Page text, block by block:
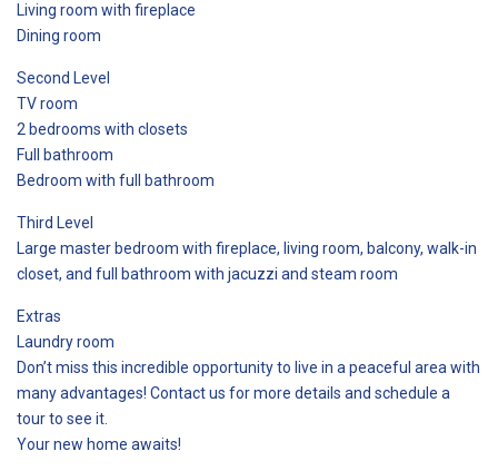
Living room with fireplace
Dining room
Second Level
TV room
2 bedrooms with closets
Full bathroom
Bedroom with full bathroom
Third Level
Large master bedroom with fireplace, living room, balcony, walk-in
closet, and full bathroom with jacuzzi and steam room
Extras
Laundry room
Don’t miss this incredible opportunity to live in a peaceful area with
many advantages! Contact us for more details and schedule a
tour to see it.
Your new home awaits!